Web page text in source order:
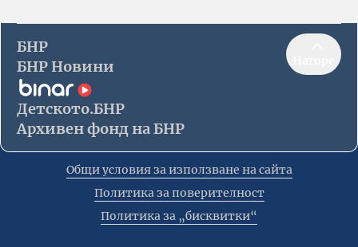
БНР
БНР Новини
Детското.БНР
Архивен фонд на БНР
Общи условия за използване на сайта
Политика за поверителност
Политика за „бисквитки“